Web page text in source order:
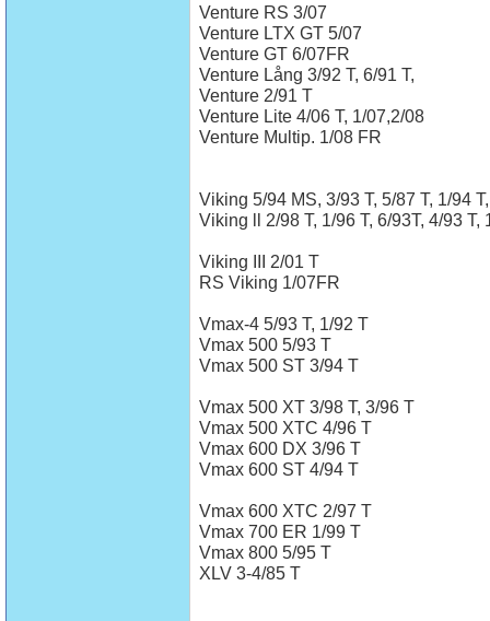
Venture RS 3/07
Venture LTX GT 5/07
Venture GT 6/07FR
Venture Lång 3/92 T, 6/91 T,
Venture 2/91 T
Venture Lite 4/06 T, 1/07,2/08
Venture Multip. 1/08 FR
Viking 5/94 MS, 3/93 T, 5/87 T, 1/94
Viking ll 2/98 T, 1/96 T, 6/93T, 4/93 T,
Viking III 2/01 T
RS Viking 1/07FR
Vmax-4 5/93 T, 1/92 T
Vmax 500 5/93 T
Vmax 500 ST 3/94 T
Vmax 500 XT 3/98 T, 3/96 T
Vmax 500 XTC 4/96 T
Vmax 600 DX 3/96 T
Vmax 600 ST 4/94 T
Vmax 600 XTC 2/97 T
Vmax 700 ER 1/99 T
Vmax 800 5/95 T
XLV 3-4/85 T